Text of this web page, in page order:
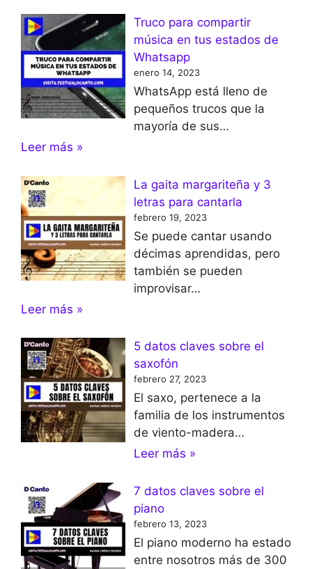
Truco para compartir
música en tus estados de
Whatsapp
enero 14, 2023
WhatsApp está lleno de
pequeños trucos que la
mayoría de sus…
Leer más »
La gaita margariteña y 3
letras para cantarla
febrero 19, 2023
Se puede cantar usando
décimas aprendidas, pero
también se pueden
improvisar…
Leer más »
5 datos claves sobre el
saxofón
febrero 27, 2023
El saxo, pertenece a la
familia de los instrumentos
de viento-madera…
Leer más »
7 datos claves sobre el
piano
febrero 13, 2023
El piano moderno ha estado
entre nosotros más de 300